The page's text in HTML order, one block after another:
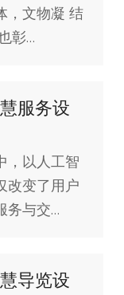
，文物凝 结
彰…
服务设
，以人工智
改变了用户
务与交…
导览设